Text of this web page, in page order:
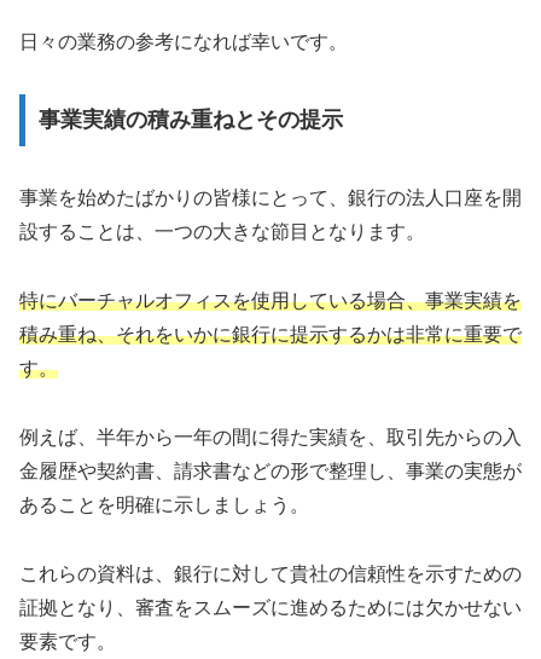
日々の業務の参考になれば幸いです。
事業実績の積み重ねとその提示
事業を始めたばかりの皆様にとって、銀行の法人口座を開
設することは、一つの大きな節目となります。
特にバーチャルオフィスを使用している場合、事業実績を
積み重ね、それをいかに銀行に提示するかは非常に重要で
す。
例えば、半年から一年の間に得た実績を、取引先からの入
金履歴や契約書、請求書などの形で整理し、事業の実態が
あることを明確に示しましょう。
これらの資料は、銀行に対して貴社の信頼性を示すための
証拠となり、審査をスムーズに進めるためには欠かせない
要素です。